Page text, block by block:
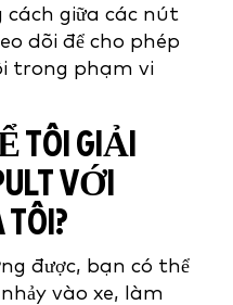
cách giữa các nút
dõi để cho phép
trong phạm vi
TÔI GIẢI
VỚI
TÔI?
được, bạn có thể
vào xe, làm